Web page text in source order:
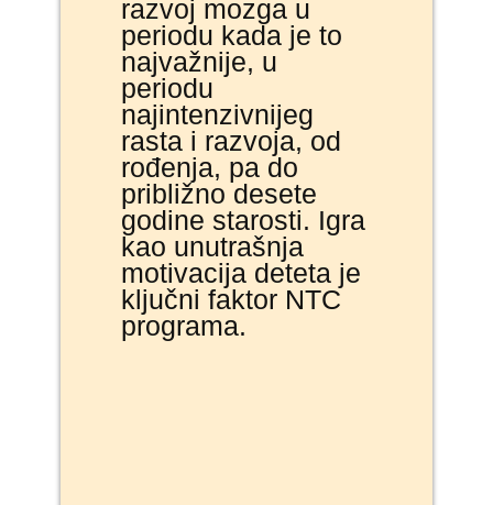
razvoj mozga u
periodu kada je to
najvažnije, u
periodu
najintenzivnijeg
rasta i razvoja, od
rođenja, pa do
približno desete
godine starosti. Igra
kao unutrašnja
motivacija deteta je
ključni faktor NTC
programa.